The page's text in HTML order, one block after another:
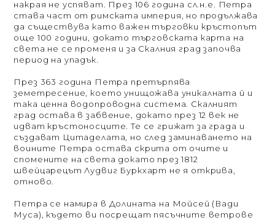
накрая не успяват. През 106 година сл.н.е. Петра
става част от римската империя, но продължава
да съществува като важен търговки кръстопът
още 100 години, докато търговската карта на
света не се променя и за Скалния град започва
период на упадък.
През 363 година Петра претърпява
земетресение, което унищожава уникалната й и
така ценна водопроводна система. Скалният
град остава в забвение, докато през 12 век не
идват кръстоносците. Те се грижат за града и
създават Цитаделата, но след заминаването на
воините Петра остава скрита от очите и
спомените на света докато през 1812
швейцарецът Лудвиг Буркхарт не я открива,
отново.
Петра се намира в Долината на Мойсей (Вади
Муса), където ви посрещат пясъчните ветрове